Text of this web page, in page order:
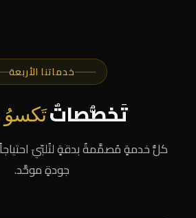
خدماتنا الأربعة
تَخصُّصاتٌتَكسوُ
كلُّ خدمةٍ مُصمَّمةٌ بدقةٍ لتُلبّيَ
جودةٍ موحَّد.